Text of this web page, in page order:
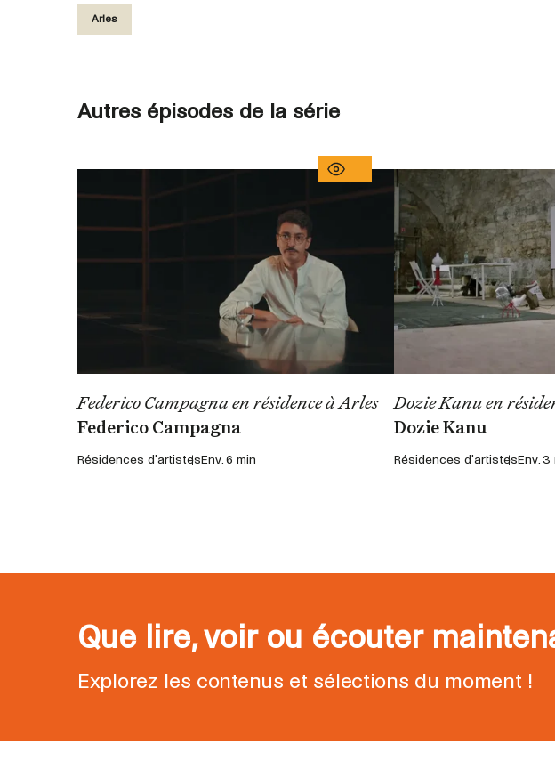
Arles
Autres épisodes de la série
Federico Campagna en résidence à Arles
Federico Campagna
Résidences d'artistesEnv. 6 min
Dozie Kanu en
Dozie Kanu
Résidences d'artistesEnv. 3
Que lire, voir ou écouter
Explorez les contenus et sélections du moment !